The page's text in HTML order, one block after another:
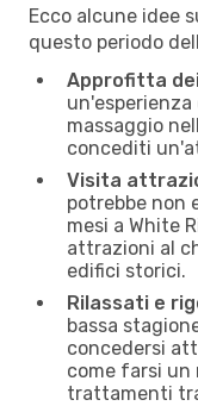
Ecco alcune idee
questo periodo
Approfitta
massaggio
concediti
Visita
potrebbe non
mesi a White
attrazioni al
edifici storici.
Rilassati e
bassa
concedersi
come farsi un
trattamenti